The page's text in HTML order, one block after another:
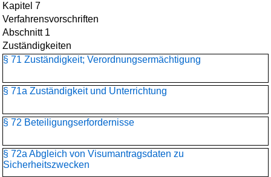
Kapitel 7
Verfahrensvorschriften
Abschnitt 1
Zuständigkeiten
§ 71 Zuständigkeit; Verordnungsermächtigung
§ 71a Zuständigkeit und Unterrichtung
§ 72 Beteiligungserfordernisse
§ 72a Abgleich von Visumantragsdaten zu
Sicherheitszwecken